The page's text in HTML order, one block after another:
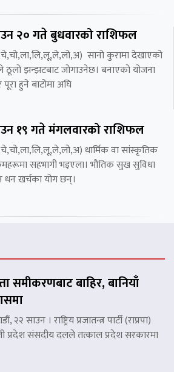
२० गते बुधवारको राशिफल
सानो कुरामा देखाएको
ठूलो झन्झटबाट जोगाउनेछ। बनाएको योजना
पूरा हुने बाटोमा अघि
१९ गते मंगलवारको राशिफल
धार्मिक वा सांस्कृतिक
सहभागी भइएला। भौतिक सुख सुविधा
धन खर्चका योग छन्।
समीकरणबाट बाहिर, बानियाँ
२२ साउन । राष्ट्रिय प्रजातन्त्र पार्टी (राप्रपा)
प्रदेश संसदीय दलले तत्काल प्रदेश सरकारमा